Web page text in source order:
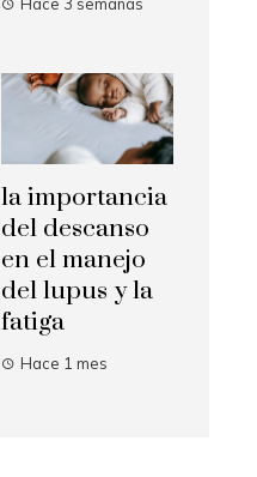
Hace 3 semanas
la importancia
del descanso
en el manejo
del lupus y la
fatiga
Hace 1 mes